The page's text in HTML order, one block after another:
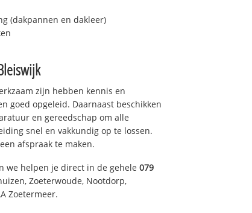
(dakpannen en dakleer)
zijn hebben kennis en
goed opgeleid. Daarnaast beschikken
en gereedschap om alle
snel en vakkundig op te lossen.
afspraak te maken.
we helpen je direct in de gehele 079
Zoeterwoude, Nootdorp,
Zoetermeer.